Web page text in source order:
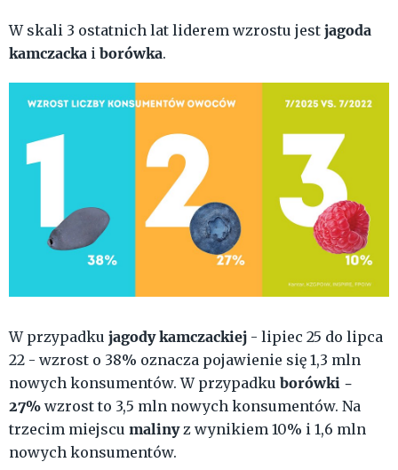
W skali 3 ostatnich lat liderem wzrostu jest jagoda
kamczacka i borówka.
W przypadku jagody kamczackiej - lipiec 25 do lipca
22 - wzrost o 38% oznacza pojawienie się 1,3 mln
nowych konsumentów. W przypadku borówki -
27% wzrost to 3,5 mln nowych konsumentów. Na
trzecim miejscu malinyz wynikiem 10% i 1,6 mln
nowych konsumentów.